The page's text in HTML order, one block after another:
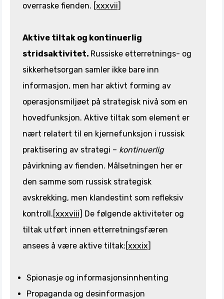
overraske fienden. [xxxvii]
Aktive tiltak og kontinuerlig
stridsaktivitet. Russiske etterretnings- og
sikkerhetsorgan samler ikke bare inn
informasjon, men har aktivt forming av
operasjonsmiljøet på strategisk nivå som en
hovedfunksjon. Aktive tiltak som element er
nært relatert til en kjernefunksjon i russisk
praktisering av strategi – kontinuerlig
påvirkning av fienden. Målsetningen her er
den samme som russisk strategisk
avskrekking, men klandestint som refleksiv
kontroll.[xxxviii] De følgende aktiviteter og
tiltak utført innen etterretningsfæren
ansees å være aktive tiltak:[xxxix]
Spionasje og informasjonsinnhenting
Propaganda og desinformasjon